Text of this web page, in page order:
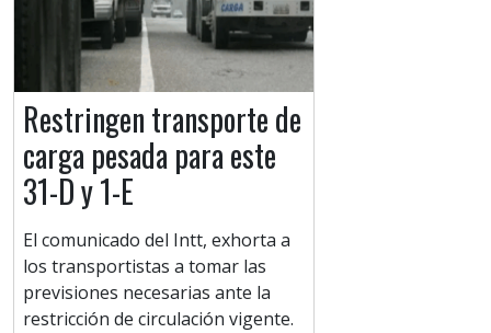
Restringen transporte de
carga pesada para este
31-D y 1-E
El comunicado del Intt, exhorta a
los transportistas a tomar las
previsiones necesarias ante la
restricción de circulación vigente.